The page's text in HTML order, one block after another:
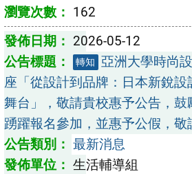
162
2026-05-12
轉知 亞洲大學時尚
座「從設計到品牌：日本新銳
舞台」，敬請貴校惠予公告，鼓
踴躍報名參加，並惠予公假，敬
最新消息
生活輔導組